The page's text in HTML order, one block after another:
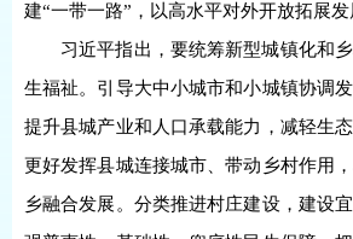
建“一带一路”，以高水平对外开放拓展发
习近平指出，要统筹新型城镇化和
生福祉。引导大中小城市和小城镇协调
提升县城产业和人口承载能力，减轻生
更好发挥县城连接城市、带动乡村作用
乡融合发展。分类推进村庄建设，建设